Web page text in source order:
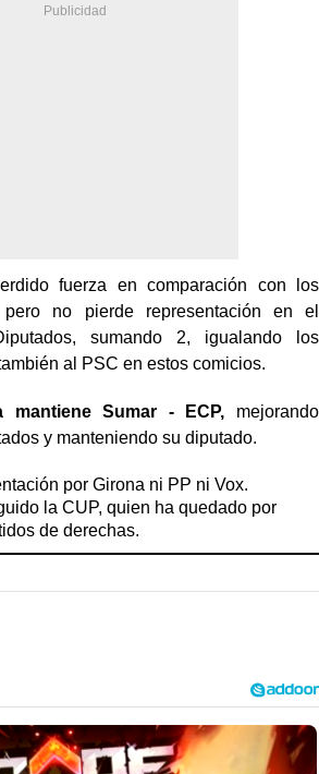
fuerza en comparación con los
pero no pierde representación en el
sumando 2, igualando los
al PSC en estos comicios.
mantiene Sumar - ECP, mejorando
y manteniendo su diputado.
por Girona ni PP ni Vox.
la CUP, quien ha quedado por
de derechas.